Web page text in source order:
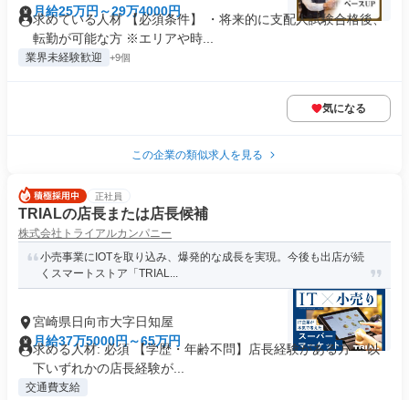
月給25万円～29万4000円
求めている人材 【必須条件】 ・将来的に支配人試験合格後、
転勤が可能な方 ※エリアや時...
業界未経験歓迎 +9個
気になる
この企業の類似求人を見る
正社員
TRIALの店長または店長候補
株式会社トライアルカンパニー
小売事業にIOTを取り込み、爆発的な成長を実現。今後も出店が続
くスマートストア「TRIAL...
宮崎県日向市大字日知屋
月給37万5000円～65万円
求める人材: 必須 【学歴・年齢不問】店長経験がある方 ～以
下いずれかの店長経験が...
交通費支給